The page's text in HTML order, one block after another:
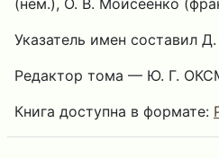
Указатель имен составил
Редактор тома — Ю. Г.
Книга доступна в формате: